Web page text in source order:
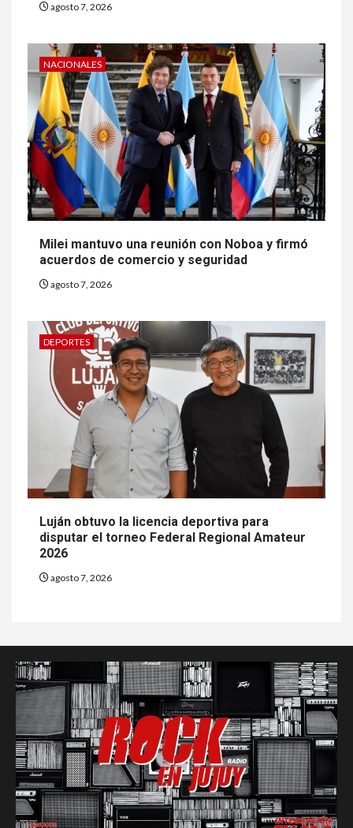
agosto 7, 2026
NACIONALES
Milei mantuvo una reunión con Noboa y firmó
acuerdos de comercio y seguridad
agosto 7, 2026
DEPORTES
Luján obtuvo la licencia deportiva para
disputar el torneo Federal Regional Amateur
2026
agosto 7, 2026